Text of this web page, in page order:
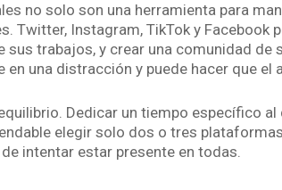
no solo son una herramienta para
Twitter, Instagram, TikTok y
sus trabajos, y crear una comunidad
una distracción y puede hacer que
Dedicar un tiempo específico
elegir solo dos o tres
intentar estar presente en todas.